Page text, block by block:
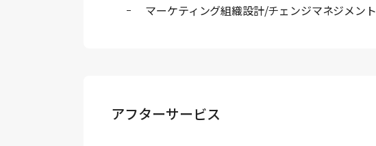
マーケティング組織設計/チェンジマネジメント
アフターサービス